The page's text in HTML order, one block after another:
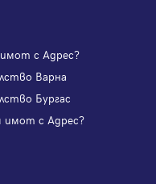
с Адрес?
Варна
Бургас
с Адрес?